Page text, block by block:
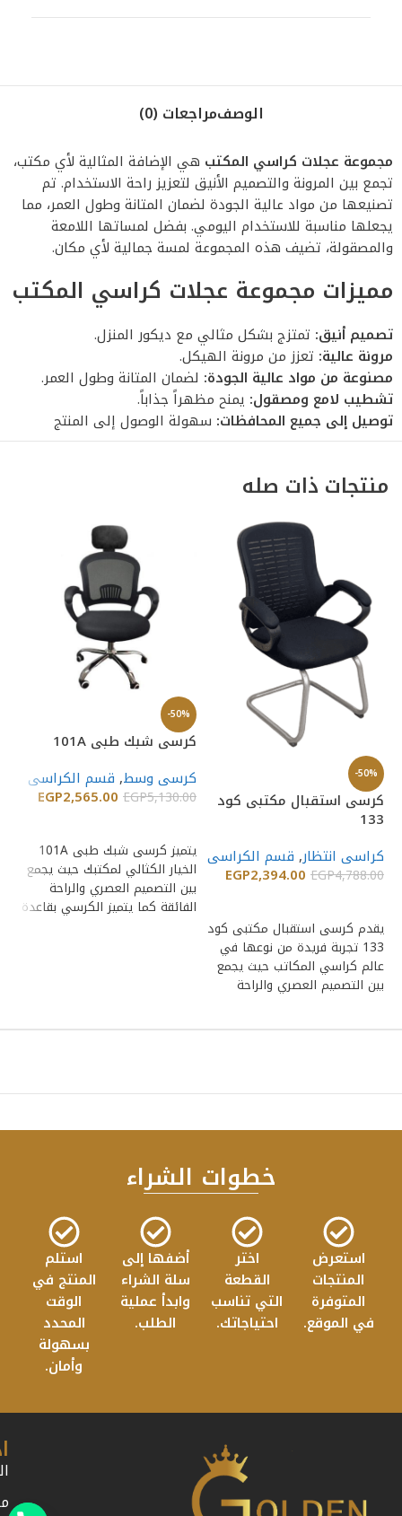
الوصفمراجعات (0)
مجموعة عجلات كراسي المكتب هي الإضافة المثالية لأي مكتب،
تجمع بين المرونة والتصميم الأنيق لتعزيز راحة الاستخدام. تم
تصنيعها من مواد عالية الجودة لضمان المتانة وطول العمر، مما
يجعلها مناسبة للاستخدام اليومي. بفضل لمساتها اللامعة
والمصقولة، تضيف هذه المجموعة لمسة جمالية لأي مكان.
مميزات مجموعة عجلات كراسي المكتب
تصميم أنيق: تمتزج بشكل مثالي مع ديكور المنزل.
مرونة عالية: تعزز من مرونة الهيكل.
مصنوعة من مواد عالية الجودة: لضمان المتانة وطول العمر.
تشطيب لامع ومصقول: يمنح مظهراً جذاباً.
توصيل إلى جميع المحافظات: سهولة الوصول إلى المنتج
منتجات ذات صله
-50%
كرسى استقبال مكتبى كود
133
كراسى انتظار, قسم الكراسى
EGP4,788.00
EGP2,394.00
يقدم كرسى استقبال مكتبى كود
133 تجربة فريدة من نوعها في
عالم كراسي المكاتب حيث يجمع
بين التصميم العصري والراحة
-50%
كرسى شبك طبى 101A
كرسى وسط, قسم الكراسى
EGP5,130.00
EGP2,565.00
يتميز كرسى شبك طبى 101A
الخيار الكثالي لمكتبك حيث يجمع
بين التصميم العصري والراحة
الفائقة كما يتميز الكرسي بقاعدة
خطوات الشراء
استعرض
المنتجات
المتوفرة
في الموقع.
اختر
القطعة
التي تناسب
احتياجاتك.
أضفها إلى
سلة الشراء
وابدأ عملية
الطلب.
استلم
المنتج في
الوقت
المحدد
بسهولة
وأمان.